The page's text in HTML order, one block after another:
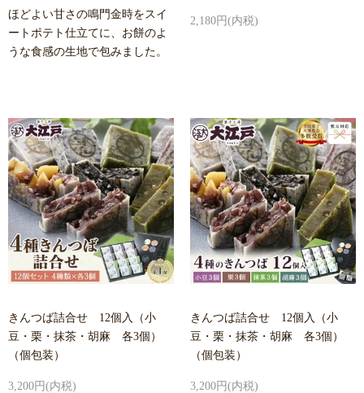
ほどよい甘さの鳴門金時をスイ
ートポテト仕立てに、お餅のよ
うな食感の生地で包みました。
2,180円(内税)
きんつば詰合せ 12個入（小
豆・栗・抹茶・胡麻 各3個）
（個包装）
3,200円(内税)
きんつば詰合せ 12個入（小
豆・栗・抹茶・胡麻 各3個）
（個包装）
3,200円(内税)